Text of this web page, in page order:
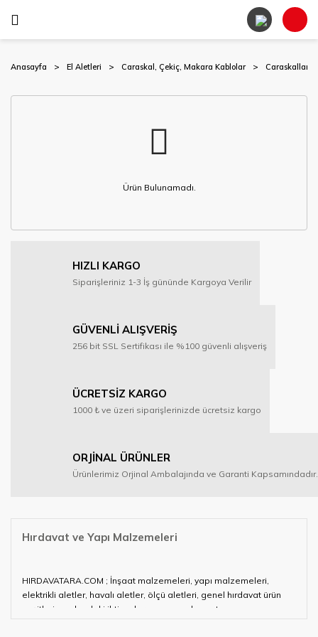
Anasayfa El Aletleri Caraskal, Çekiç, Makara Kablolar Caraskallar
Ürün Bulunamadı.
HIZLI KARGO
Siparişleriniz 1-3 İş gününde Kargoya Verilir
GÜVENLİ ALIŞVERİŞ
256 bit SSL Sertifikası ile %100 güvenli alışveriş
ÜCRETSİZ KARGO
1000 ₺ ve üzeri siparişlerinizde ücretsiz kargo
ORJİNAL ÜRÜNLER
Ürünlerimiz Orjinal Ambalajında ve Garanti Kapsamındadır.
Hırdavat ve Yapı Malzemeleri
HIRDAVATARA.COM ; İnşaat malzemeleri, yapı malzemeleri,
elektrikli aletler, havalı aletler, ölçü aletleri, genel hırdavat ürün
çeşitleri ve alandaki ihtiyaçlarınızın neredeyse tamamını